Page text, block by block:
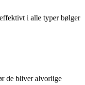
i alle typer bølger
de bliver alvorlige